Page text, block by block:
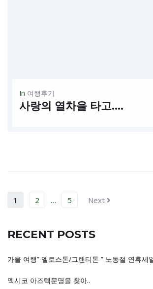
In 여행후기
사랑의 열차을 타고….
1 2 … 5 Next
RECENT POSTS
가을 여행” 엘로스톤/그랜티톤 ” 노동절 연휴세
멕시코 아즈텍문명을 찾아..